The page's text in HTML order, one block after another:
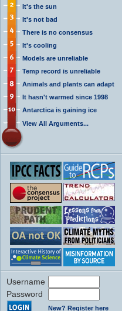
It's the sun
It's not bad
There is no consensus
It's cooling
Models are unreliable
Temp record is unreliable
Animals and plants can adapt
It hasn't warmed since 1998
Antarctica is gaining ice
View All Arguments...
Username
Password
New? Register here